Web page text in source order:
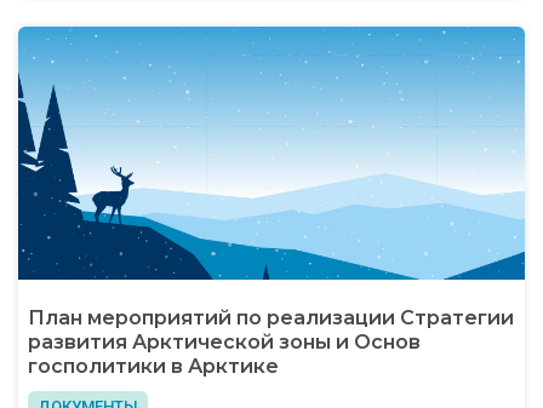
План мероприятий по реализации Стратегии
развития Арктической зоны и Основ
госполитики в Арктике